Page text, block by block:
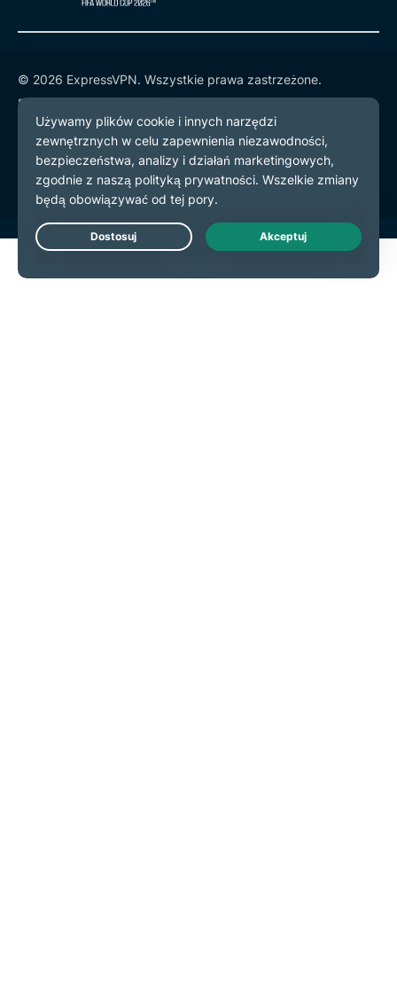
© 2026 ExpressVPN. Wszystkie prawa zastrzeżone.
Polityka prywatności
Warunki użytkowania
preferencje plików cookie
Live Chat